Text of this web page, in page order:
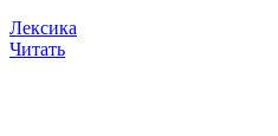
Лексика
Читать